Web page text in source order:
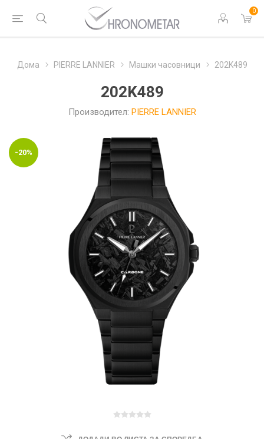
0
Дома PIERRE LANNIER Машки часовници 202K489
202K489
Производител: PIERRE LANNIER
-20%